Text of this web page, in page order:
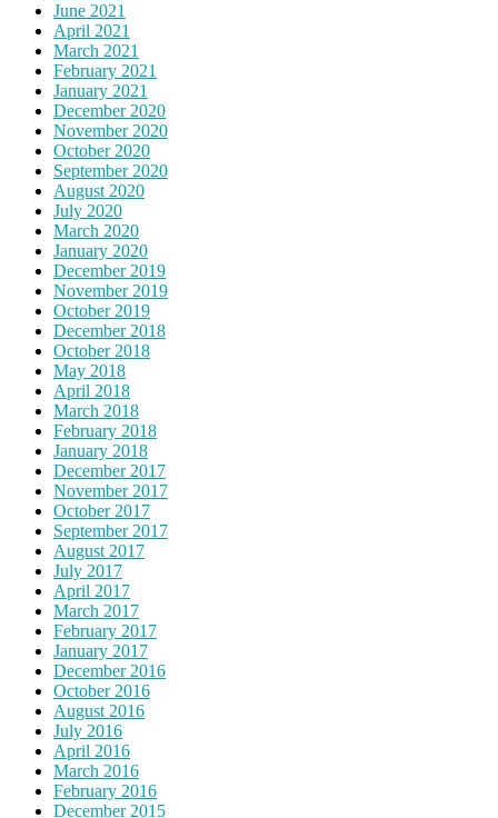
June 2021
April 2021
March 2021
February 2021
January 2021
December 2020
November 2020
October 2020
September 2020
August 2020
July 2020
March 2020
January 2020
December 2019
November 2019
October 2019
December 2018
October 2018
May 2018
April 2018
March 2018
February 2018
January 2018
December 2017
November 2017
October 2017
September 2017
August 2017
July 2017
April 2017
March 2017
February 2017
January 2017
December 2016
October 2016
August 2016
July 2016
April 2016
March 2016
February 2016
December 2015